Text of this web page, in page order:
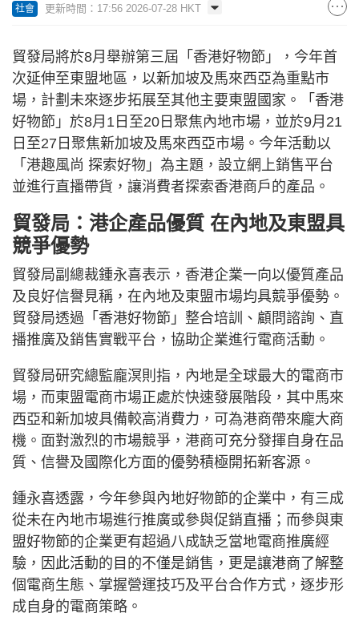
社會 更新時間：17:56 2026-07-28 HKT
貿發局將於8月舉辦第三屆「香港好物節」，今年首
次延伸至東盟地區，以新加坡及馬來西亞為重點市
場，計劃未來逐步拓展至其他主要東盟國家。「香港
好物節」於8月1日至20日聚焦內地市場，並於9月21
日至27日聚焦新加坡及馬來西亞市場。今年活動以
「港趣風尚 探索好物」為主題，設立網上銷售平台
並進行直播帶貨，讓消費者探索香港商戶的產品。
貿發局：港企產品優質 在內地及東盟具
競爭優勢
貿發局副總裁鍾永喜表示，香港企業一向以優質產品
及良好信譽見稱，在內地及東盟市場均具競爭優勢。
貿發局透過「香港好物節」整合培訓、顧問諮詢、直
播推廣及銷售實戰平台，協助企業進行電商活動。
貿發局研究總監龐溟則指，內地是全球最大的電商市
場，而東盟電商市場正處於快速發展階段，其中馬來
西亞和新加坡具備較高消費力，可為港商帶來龐大商
機。面對激烈的市場競爭，港商可充分發揮自身在品
質、信譽及國際化方面的優勢積極開拓新客源。
鍾永喜透露，今年參與內地好物節的企業中，有三成
從未在內地市場進行推廣或參與促銷直播；而參與東
盟好物節的企業更有超過八成缺乏當地電商推廣經
驗，因此活動的目的不僅是銷售，更是讓港商了解整
個電商生態、掌握營運技巧及平台合作方式，逐步形
成自身的電商策略。